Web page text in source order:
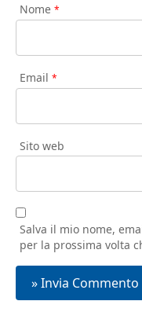
Nome *
Email *
Sito web
Salva il mio nome,
per la prossima volta